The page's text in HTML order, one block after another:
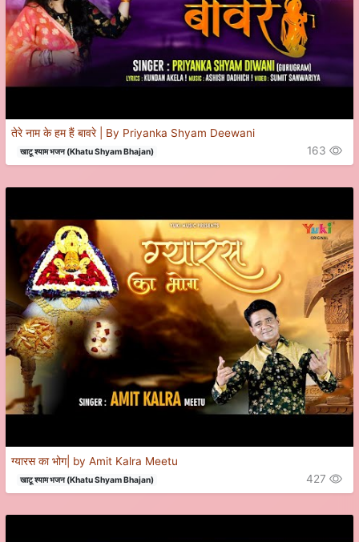
तेरे नाम के हम हैं बावरे | By Priyanka Shyam Deewani
खाटू श्याम भजन (Khatu Shyam Bhajan) 163
ग्यारस का भोग| by Amit Kalra Meetu
खाटू श्याम भजन (Khatu Shyam Bhajan) 427